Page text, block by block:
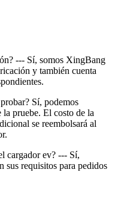
--- Sí, somos XingBang
y también cuenta
Sí, podemos
pruebe. El costo de la
se reembolsará al
cargador ev? --- Sí,
sus requisitos para pedidos